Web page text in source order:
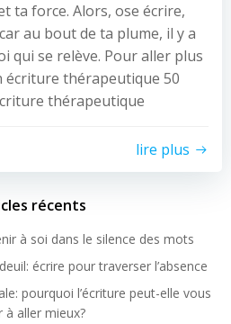
ta force. Alors, ose écrire,
au bout de ta plume, il y a
qui se relève. Pour aller plus
écriture thérapeutique 50
thérapeutique
lire plus
récents
à soi dans le silence des mots
écrire pour traverser l’absence
pourquoi l’écriture peut-elle vous
à aller mieux?